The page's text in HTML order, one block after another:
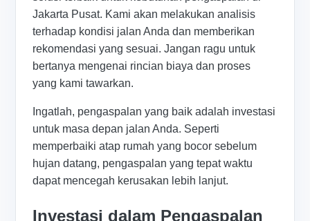
Jakarta Pusat. Kami akan melakukan analisis
terhadap kondisi jalan Anda dan memberikan
rekomendasi yang sesuai. Jangan ragu untuk
bertanya mengenai rincian biaya dan proses
yang kami tawarkan.
Ingatlah, pengaspalan yang baik adalah investasi
untuk masa depan jalan Anda. Seperti
memperbaiki atap rumah yang bocor sebelum
hujan datang, pengaspalan yang tepat waktu
dapat mencegah kerusakan lebih lanjut.
Investasi dalam Pengaspalan